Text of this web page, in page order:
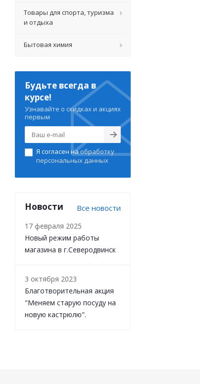
Товары для спорта, туризма
и отдыха
Бытовая химия
Будьте всегда в
курсе!
Узнавайте о скидках и акциях
первым
Я согласен наобработку
персональных данных
Новости Все новости
17 февраля 2025
Новый режим работы
магазина в г.Северодвинск
3 октября 2023
Благотворительная акция
"Меняем старую посуду на
новую кастрюлю".